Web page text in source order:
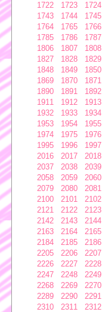
1722
1723 1724
1743
1744 1745
1764
1765 1766
1785
1786 1787
1806
1807 1808
1827
1828 1829
1848
1849 1850
1869
1870 1871
1890
1891 1892
1911
1912 1913
1932
1933 1934
1953
1954 1955
1974
1975 1976
1995
1996 1997
2016
2017 2018
2037
2038 2039
2058
2059 2060
2079
2080 2081
2100
2101 2102
2121
2122 2123
2142
2143 2144
2163
2164 2165
2184
2185 2186
2205
2206 2207
2226
2227 2228
2247
2248 2249
2268
2269 2270
2289
2290 2291
2310
2311 2312